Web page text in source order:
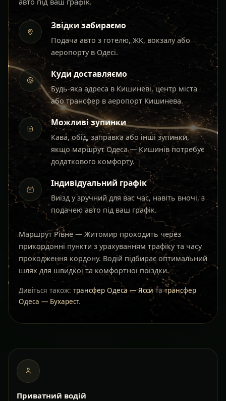
Звідки забираємо
Подача авто з готелю, ЖК, вокзалу або
аеропорту в Одесі.
Куди доставляємо
Будь-яка адреса в Кишиневі, центр міста
або трансфер в аеропорт Кишинева.
Можливі зупинки
Кава, обід, заправка або інші зупинки,
якщо маршрут Одеса — Кишинів потребує
додаткового комфорту.
Індивідуальний графік
Виїзд у зручний для вас час, навіть вночі, з
подачею авто під ваш графік.
Маршрут Рівне — Житомир проходить через
прикордонні пункти з урахуванням трафіку та часу
проходження кордону. Водій підбирає оптимальний
шлях для швидкої та комфортної поїздки.
Дивіться також: трансфер Одеса — Ясситатрансфер
Одеса — Бухарест.
Приватний водій